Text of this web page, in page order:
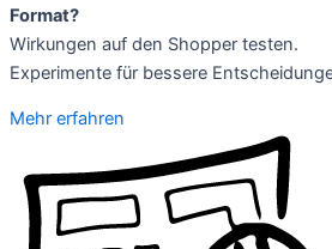
Format?
Wirkungen auf den Shopper testen.
Experimente für bessere
Mehr erfahren